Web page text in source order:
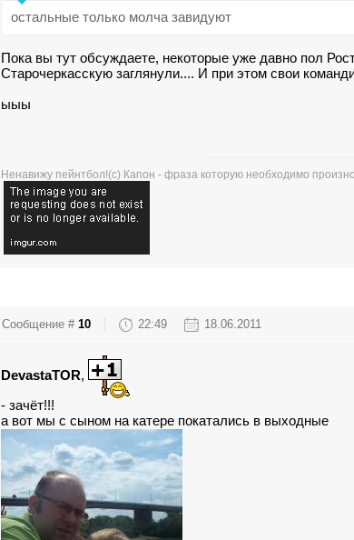
остальные только молча завидуют
Пока вы тут обсуждаете, некоторые уже давно пол
Старочеркасскую заглянули.... И при этом свои
ыыы
Ненавижу пейнтбол!(с) Капон - фраза которую необходимо
Сообщение # 10 22:49 18.06.2011
DevastaTOR,
- зачёт!!!
а вот мы с сыном на катере покатались в выходные